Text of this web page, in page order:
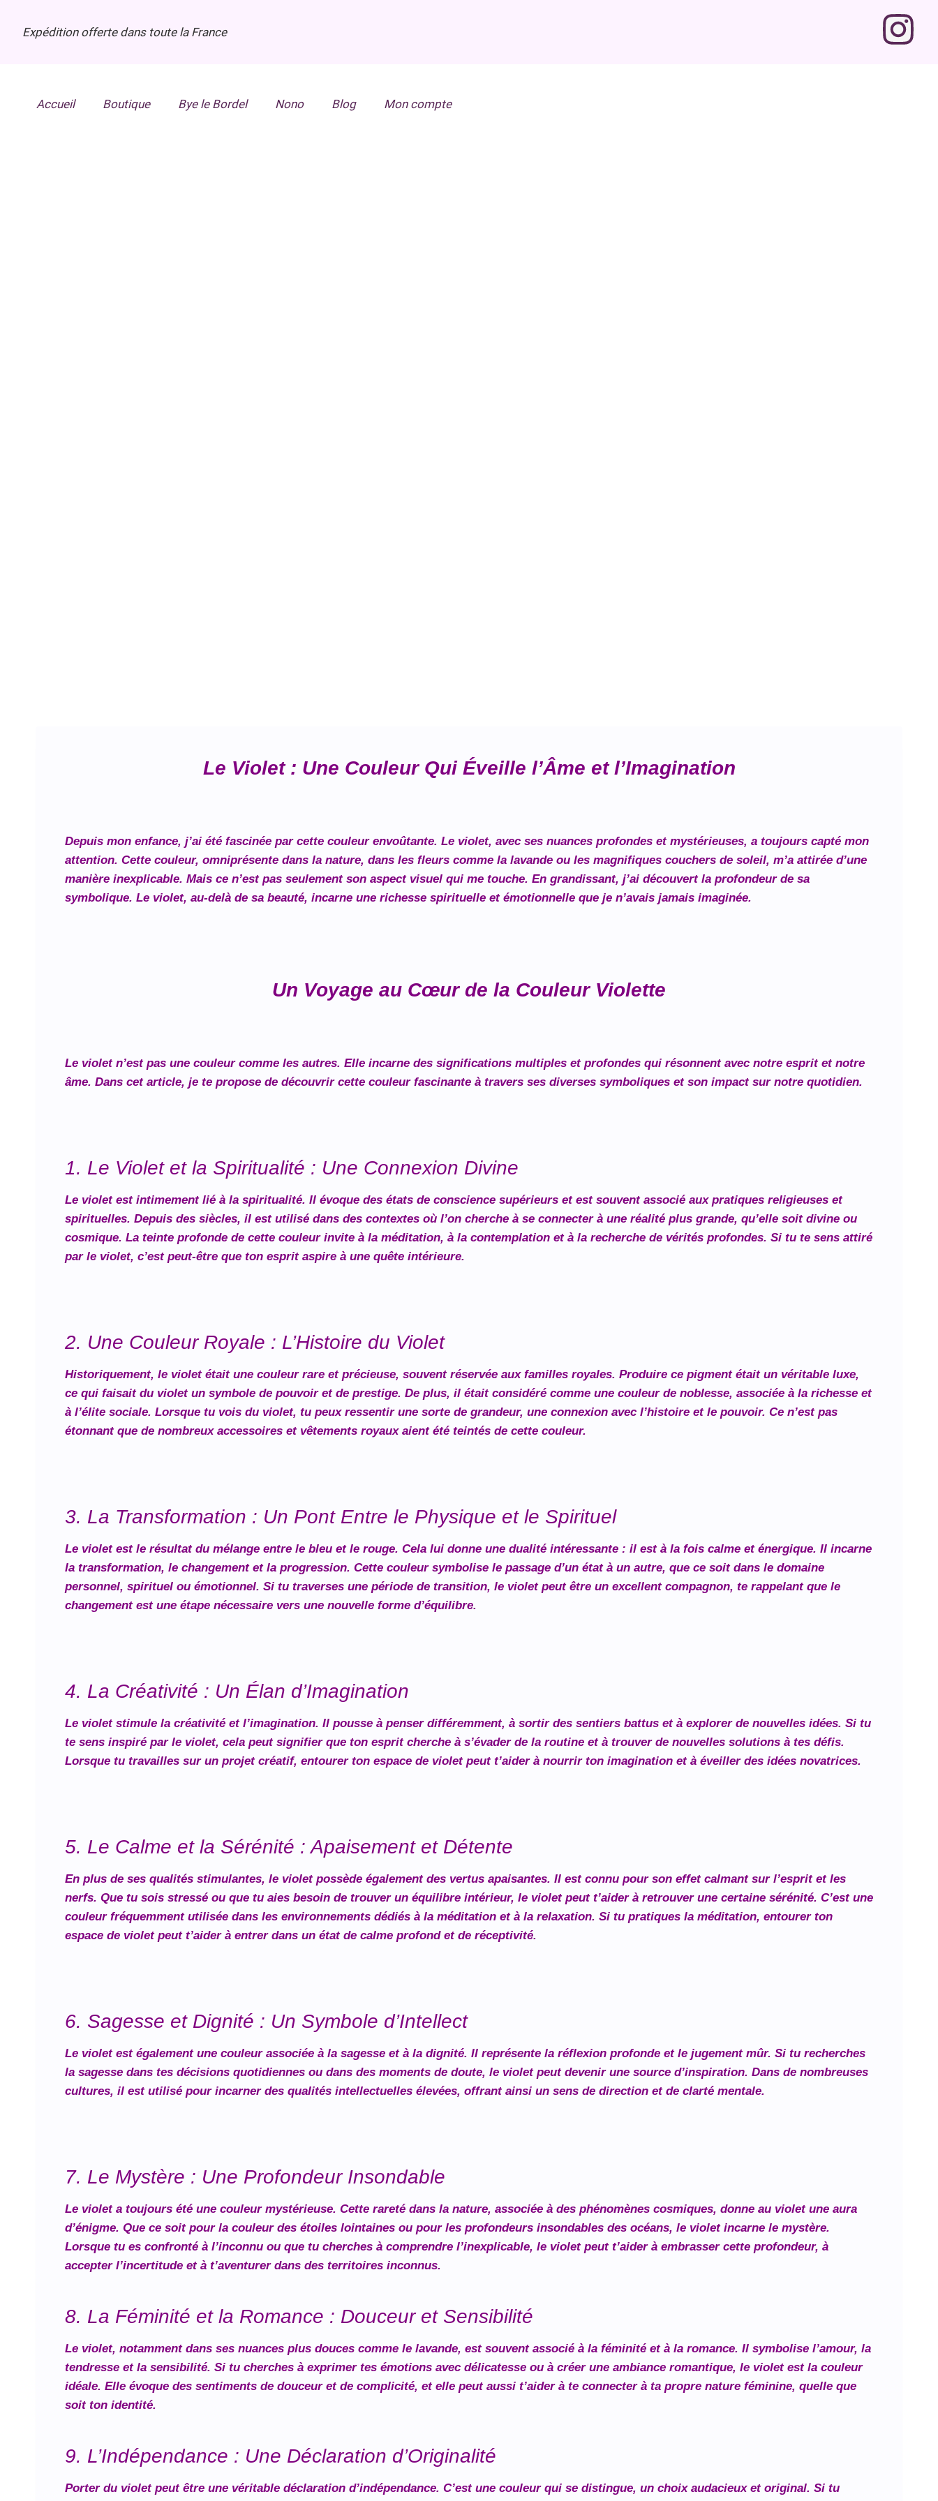
Expédition offerte dans toute la France
Accueil Boutique Bye le Bordel Nono Blog Mon compte
Le Violet : Une Couleur Qui Éveille l’Âme et l’Imagination
Depuis mon enfance, j’ai été fascinée par cette couleur envoûtante. Le violet, avec ses nuances profondes et mystérieuses, a toujours capté mon
attention. Cette couleur, omniprésente dans la nature, dans les fleurs comme la lavande ou les magnifiques couchers de soleil, m’a attirée d’une
manière inexplicable. Mais ce n’est pas seulement son aspect visuel qui me touche. En grandissant, j’ai découvert la profondeur de sa
symbolique. Le violet, au-delà de sa beauté, incarne une richesse spirituelle et émotionnelle que je n’avais jamais imaginée.
Un Voyage au Cœur de la Couleur Violette
Le violet n’est pas une couleur comme les autres. Elle incarne des significations multiples et profondes qui résonnent avec notre esprit et notre
âme. Dans cet article, je te propose de découvrir cette couleur fascinante à travers ses diverses symboliques et son impact sur notre quotidien.
1. Le Violet et la Spiritualité : Une Connexion Divine
Le violet est intimement lié à la spiritualité. Il évoque des états de conscience supérieurs et est souvent associé aux pratiques religieuses et
spirituelles. Depuis des siècles, il est utilisé dans des contextes où l’on cherche à se connecter à une réalité plus grande, qu’elle soit divine ou
cosmique. La teinte profonde de cette couleur invite à la méditation, à la contemplation et à la recherche de vérités profondes. Si tu te sens attiré
par le violet, c’est peut-être que ton esprit aspire à une quête intérieure.
2. Une Couleur Royale : L’Histoire du Violet
Historiquement, le violet était une couleur rare et précieuse, souvent réservée aux familles royales. Produire ce pigment était un véritable luxe,
ce qui faisait du violet un symbole de pouvoir et de prestige. De plus, il était considéré comme une couleur de noblesse, associée à la richesse et
à l’élite sociale. Lorsque tu vois du violet, tu peux ressentir une sorte de grandeur, une connexion avec l’histoire et le pouvoir. Ce n’est pas
étonnant que de nombreux accessoires et vêtements royaux aient été teintés de cette couleur.
3. La Transformation : Un Pont Entre le Physique et le Spirituel
Le violet est le résultat du mélange entre le bleu et le rouge. Cela lui donne une dualité intéressante : il est à la fois calme et énergique. Il incarne
la transformation, le changement et la progression. Cette couleur symbolise le passage d’un état à un autre, que ce soit dans le domaine
personnel, spirituel ou émotionnel. Si tu traverses une période de transition, le violet peut être un excellent compagnon, te rappelant que le
changement est une étape nécessaire vers une nouvelle forme d’équilibre.
4. La Créativité : Un Élan d’Imagination
Le violet stimule la créativité et l’imagination. Il pousse à penser différemment, à sortir des sentiers battus et à explorer de nouvelles idées. Si tu
te sens inspiré par le violet, cela peut signifier que ton esprit cherche à s’évader de la routine et à trouver de nouvelles solutions à tes défis.
Lorsque tu travailles sur un projet créatif, entourer ton espace de violet peut t’aider à nourrir ton imagination et à éveiller des idées novatrices.
5. Le Calme et la Sérénité : Apaisement et Détente
En plus de ses qualités stimulantes, le violet possède également des vertus apaisantes. Il est connu pour son effet calmant sur l’esprit et les
nerfs. Que tu sois stressé ou que tu aies besoin de trouver un équilibre intérieur, le violet peut t’aider à retrouver une certaine sérénité. C’est une
couleur fréquemment utilisée dans les environnements dédiés à la méditation et à la relaxation. Si tu pratiques la méditation, entourer ton
espace de violet peut t’aider à entrer dans un état de calme profond et de réceptivité.
6. Sagesse et Dignité : Un Symbole d’Intellect
Le violet est également une couleur associée à la sagesse et à la dignité. Il représente la réflexion profonde et le jugement mûr. Si tu recherches
la sagesse dans tes décisions quotidiennes ou dans des moments de doute, le violet peut devenir une source d’inspiration. Dans de nombreuses
cultures, il est utilisé pour incarner des qualités intellectuelles élevées, offrant ainsi un sens de direction et de clarté mentale.
7. Le Mystère : Une Profondeur Insondable
Le violet a toujours été une couleur mystérieuse. Cette rareté dans la nature, associée à des phénomènes cosmiques, donne au violet une aura
d’énigme. Que ce soit pour la couleur des étoiles lointaines ou pour les profondeurs insondables des océans, le violet incarne le mystère.
Lorsque tu es confronté à l’inconnu ou que tu cherches à comprendre l’inexplicable, le violet peut t’aider à embrasser cette profondeur, à
accepter l’incertitude et à t’aventurer dans des territoires inconnus.
8. La Féminité et la Romance : Douceur et Sensibilité
Le violet, notamment dans ses nuances plus douces comme le lavande, est souvent associé à la féminité et à la romance. Il symbolise l’amour, la
tendresse et la sensibilité. Si tu cherches à exprimer tes émotions avec délicatesse ou à créer une ambiance romantique, le violet est la couleur
idéale. Elle évoque des sentiments de douceur et de complicité, et elle peut aussi t’aider à te connecter à ta propre nature féminine, quelle que
soit ton identité.
9. L’Indépendance : Une Déclaration d’Originalité
Porter du violet peut être une véritable déclaration d’indépendance. C’est une couleur qui se distingue, un choix audacieux et original. Si tu